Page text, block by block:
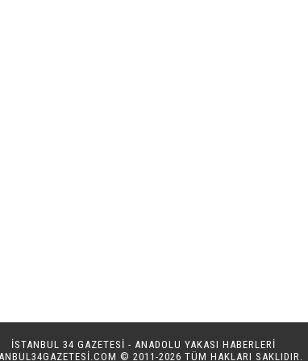
İSTANBUL 34 GAZETESİ - ANADOLU YAKASI HABERLERİ
© 2011-2026 TÜM HAKLARI SAKLIDIR.